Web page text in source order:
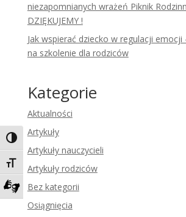
Toggle High Contrast
Toggle Font size
Zadzwoń do tłumacza języka migowego
niezapomnianych wrażeń Piknik
DZIĘKUJEMY !
Jak wspierać dziecko w regulacji emocji
na szkolenie dla rodziców
Kategorie
Aktualności
Artykuły
Artykuły nauczycieli
Artykuły rodziców
Bez kategorii
Osiągnięcia